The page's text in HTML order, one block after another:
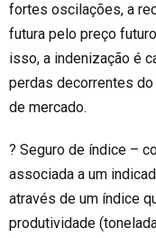
fortes oscilações, a
futura pelo preço
isso, a indenização é
perdas decorrentes
de mercado.
? Seguro de índice –
associada a um
através de um índice
produtividade